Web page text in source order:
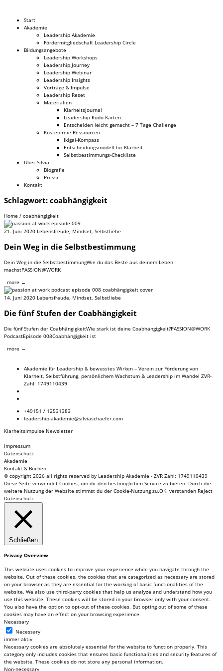
Dr. Silvia Schäfer
Start
Akademie
Leadership Akademie
Fördermitgliedschaft Leadership Circle
Bildungsangebote
Leadership Workshops
Leadership Journey
Leadership Webinar
Leadership Insights
Vorträge & Impulse
Leadership Reset
Materialien
Klarheitsjournal
Leadership Kudo Karten
Entscheiden leicht gemacht – 7 Tage Challenge
Kostenfreie Ressourcen
Ikigai-Kompass
Entscheidungsmodell für Klarheit
Selbstbestimmungs-Checkliste
Über Silvia
Biografie
Presse
Kontakt
Schlagwort: coabhängigkeit
Home / coabhängigkeit
21. Juni 2020 Lebensfreude, Mindset, Selbstliebe
Dein Weg in die Selbstbestimmung
Dein Weg in die SelbstbestimmungWie du das Beste aus deinem Leben
machstPASSION@WORK
more →
14. Juni 2020 Lebensfreude Mindset Selbstliebe
Die fünf Stufen der Coabhängigkeit
Die fünf Stufen der CoabhängigkeitWie stark ist deine Coabhängigkeit?PASSION@WORK
PodcastEpisode 008Coabhängigkeit ist
more →
Akademie für Leadership & bewusstes Wirken – Verein zur Förderung von
Klarheit, Selbstführung, persönlichem Wachstum & Leadership im Wandel ZVR-
Zahl: 1749110439
+49151 / 12531383
leadership-akademie@silviaschaefer.com
Klarheitsimpulse Newsletter
Impressum
Datenschutz
Akademie
Kontakt & Buchen
© copyright 2026 all rights reserved by Leadership Akademie - ZVR Zahl: 1749110439
Diese Seite verwendet Cookies, um dir den bestmöglichen Service zu bieten. Durch die
weitere Nutzung der Website stimmst du der Cookie-Nutzung zu.OK, verstanden Reject
Datenschutz
Schließen
Privacy Overview
This website uses cookies to improve your experience while you navigate through the
website. Out of these cookies, the cookies that are categorized as necessary are stored
on your browser as they are essential for the working of basic functionalities of the
website. We also use third-party cookies that help us analyze and understand how you
use this website. These cookies will be stored in your browser only with your consent.
You also have the option to opt-out of these cookies. But opting out of some of these
cookies may have an effect on your browsing experience.
Necessary
Necessary
immer aktiv
Necessary cookies are absolutely essential for the website to function properly. This
category only includes cookies that ensures basic functionalities and security features of
the website. These cookies do not store any personal information.
Non-necessary